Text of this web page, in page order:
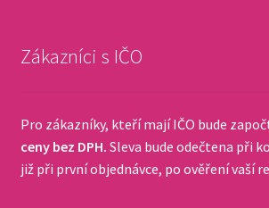
Zákazníci s IČO
Pro zákazníky, kteří mají IČO bude
ceny bez DPH. Sleva bude odečtena při
již při první objednávce, po ověření vaší